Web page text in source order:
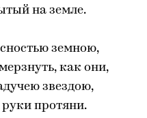
на земле.
земною,
как они,
звездою,
протяни.